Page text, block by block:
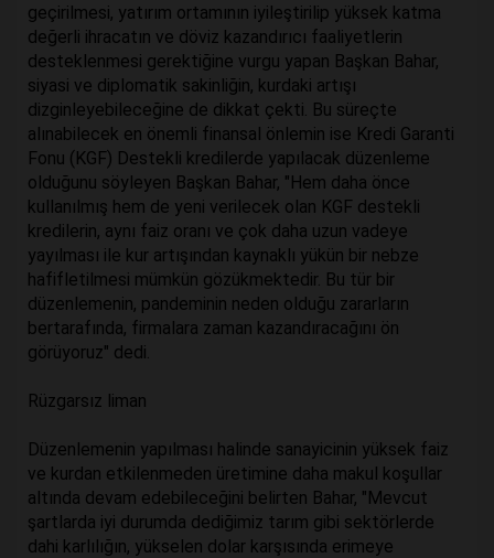
geçirilmesi, yatırım ortamının iyileştirilip yüksek katma
değerli ihracatın ve döviz kazandırıcı faaliyetlerin
desteklenmesi gerektiğine vurgu yapan Başkan Bahar,
siyasi ve diplomatik sakinliğin, kurdaki artışı
dizginleyebileceğine de dikkat çekti. Bu süreçte
alınabilecek en önemli finansal önlemin ise Kredi Garanti
Fonu (KGF) Destekli kredilerde yapılacak düzenleme
olduğunu söyleyen Başkan Bahar, "Hem daha önce
kullanılmış hem de yeni verilecek olan KGF destekli
kredilerin, aynı faiz oranı ve çok daha uzun vadeye
yayılması ile kur artışından kaynaklı yükün bir nebze
hafifletilmesi mümkün gözükmektedir. Bu tür bir
düzenlemenin, pandeminin neden olduğu zararların
bertarafında, firmalara zaman kazandıracağını ön
görüyoruz" dedi.
Rüzgarsız liman
Düzenlemenin yapılması halinde sanayicinin yüksek faiz
ve kurdan etkilenmeden üretimine daha makul koşullar
altında devam edebileceğini belirten Bahar, "Mevcut
şartlarda iyi durumda dediğimiz tarım gibi sektörlerde
dahi karlılığın, yükselen dolar karşısında erimeye